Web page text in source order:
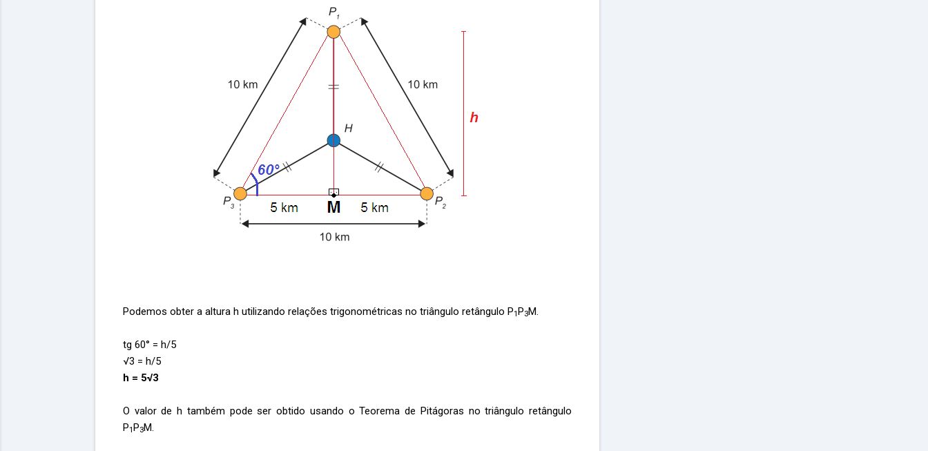
Podemos obter a altura h utilizando relações trigonométricas no triângulo retângulo P1P3M.
tg 60° = h/5
√3 = h/5
h = 5√3
O valor de h também pode ser obtido usando o Teorema de Pitágoras no triângulo retângulo
P1P3M.